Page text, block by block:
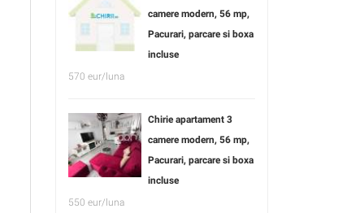
camere modern, 56 mp,
Pacurari, parcare si boxa
incluse
570 eur/luna
Chirie apartament 3
camere modern, 56 mp,
Pacurari, parcare si boxa
incluse
550 eur/luna